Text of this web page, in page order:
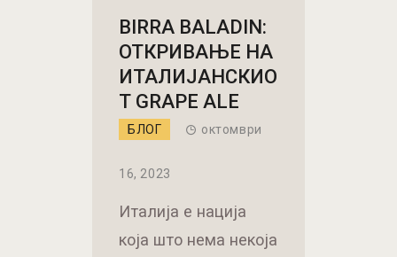
BIRRA BALADIN:
ОТКРИВАЊЕ НА
ИТАЛИЈАНСКИО
Т GRAPE ALE
БЛОГ октомври
16, 2023
Италија е нација
која што нема некоја